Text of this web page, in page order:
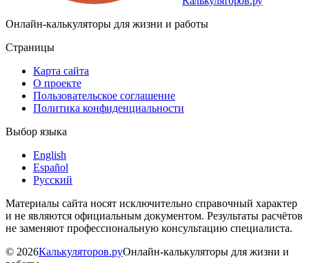
Онлайн-калькуляторы для жизни и работы
Страницы
Карта сайта
О проекте
Пользовательское соглашение
Политика конфиденциальности
Выбор языка
English
Español
Русский
Материалы сайта носят исключительно справочный характер
и не являются официальным документом. Результаты расчётов
не заменяют профессиональную консультацию специалиста.
© 2026Калькуляторов.руОнлайн-калькуляторы для жизни и